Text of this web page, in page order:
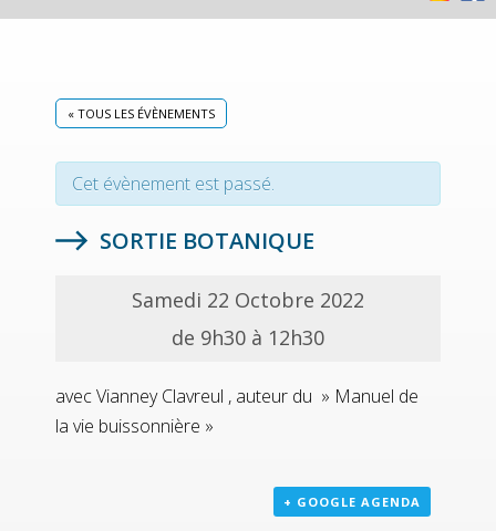
« TOUS LES ÉVÈNEMENTS
Cet évènement est passé.
SORTIE BOTANIQUE
Samedi 22 Octobre 2022
de 9h30 à 12h30
avec Vianney Clavreul , auteur du » Manuel de
la vie buissonnière »
+ GOOGLE AGENDA